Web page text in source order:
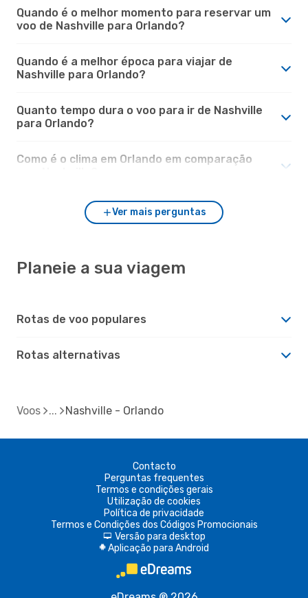
Quando é o melhor momento para reservar um
voo de Nashville para Orlando?
Quando é a melhor época para viajar de
Nashville para Orlando?
Quanto tempo dura o voo para ir de Nashville
para Orlando?
Como é o clima em Orlando em comparação
Ver mais perguntas
Planeie a sua viagem
Rotas de voo populares
Rotas alternativas
Voos Nashville - Orlando
Contacto
Perguntas frequentes
Termos e condições gerais
Utilização de cookies
Política de privacidade
Termos e Condições dos Códigos Promocionais
d Versão para desktop
A Aplicação para Android